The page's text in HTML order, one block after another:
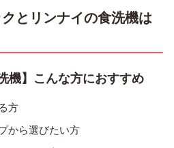
クとリンナイの食洗機は
機】こんな方におすすめ
方
から選びたい方